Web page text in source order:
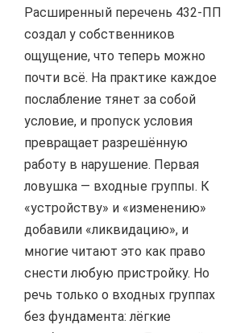
Расширенный перечень 432-ПП
создал у собственников
ощущение, что теперь можно
почти всё. На практике каждое
послабление тянет за собой
условие, и пропуск условия
превращает разрешённую
работу в нарушение. Первая
ловушка — входные группы. К
«устройству» и «изменению»
добавили «ликвидацию», и
многие читают это как право
снести любую пристройку. Но
речь только о входных группах
без фундамента: лёгкие